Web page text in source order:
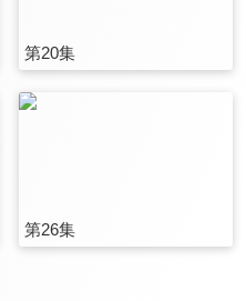
第20集
第26集